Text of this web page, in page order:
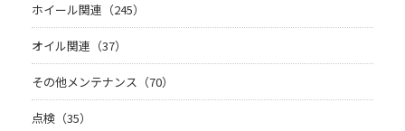
ホイール関連（245）
オイル関連（37）
その他メンテナンス（70）
点検（35）